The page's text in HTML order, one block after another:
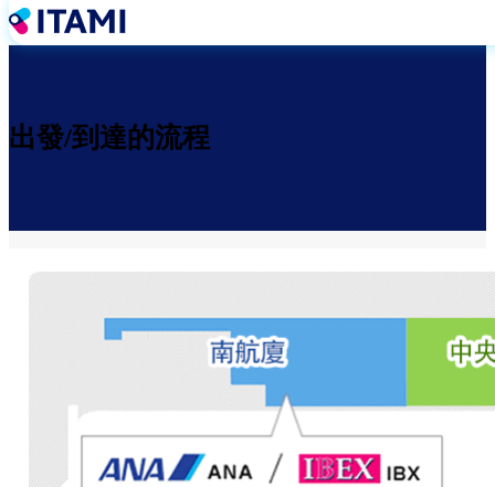
移
至
出發/到達的流程